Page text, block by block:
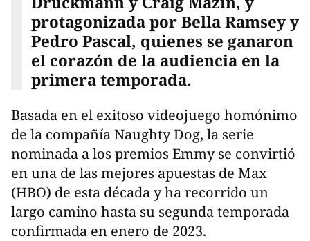
protagonizada por Bella Ramsey y
Pedro Pascal, quienes se ganaron
el corazón de la audiencia en la
primera temporada.
Basada en el exitoso videojuego homónimo
de la compañía Naughty Dog, la serie
nominada a los premios Emmy se convirtió
en una de las mejores apuestas de Max
(HBO) de esta década y ha recorrido un
largo camino hasta su segunda temporada
confirmada en enero de 2023.